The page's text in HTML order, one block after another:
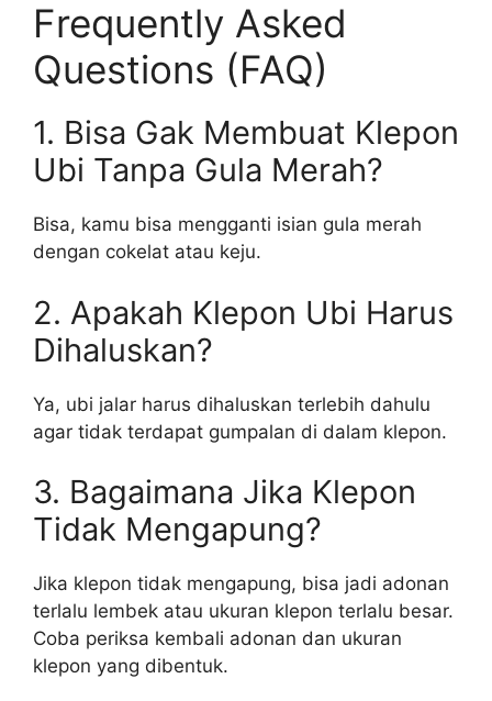
Frequently Asked
Questions (FAQ)
1. Bisa Gak Membuat Klepon
Ubi Tanpa Gula Merah?
Bisa, kamu bisa mengganti isian gula merah
dengan cokelat atau keju.
2. Apakah Klepon Ubi Harus
Dihaluskan?
Ya, ubi jalar harus dihaluskan terlebih dahulu
agar tidak terdapat gumpalan di dalam klepon.
3. Bagaimana Jika Klepon
Tidak Mengapung?
Jika klepon tidak mengapung, bisa jadi adonan
terlalu lembek atau ukuran klepon terlalu besar.
Coba periksa kembali adonan dan ukuran
klepon yang dibentuk.